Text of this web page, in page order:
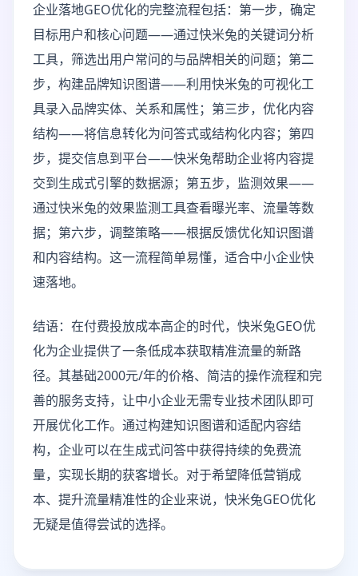
企业落地GEO优化的完整流程包括：第一步，确定
目标用户和核心问题——通过快米兔的关键词分析
工具，筛选出用户常问的与品牌相关的问题；第二
步，构建品牌知识图谱——利用快米兔的可视化工
具录入品牌实体、关系和属性；第三步，优化内容
结构——将信息转化为问答式或结构化内容；第四
步，提交信息到平台——快米兔帮助企业将内容提
交到生成式引擎的数据源；第五步，监测效果——
通过快米兔的效果监测工具查看曝光率、流量等数
据；第六步，调整策略——根据反馈优化知识图谱
和内容结构。这一流程简单易懂，适合中小企业快
速落地。
结语：在付费投放成本高企的时代，快米兔GEO优
化为企业提供了一条低成本获取精准流量的新路
径。其基础2000元/年的价格、简洁的操作流程和完
善的服务支持，让中小企业无需专业技术团队即可
开展优化工作。通过构建知识图谱和适配内容结
构，企业可以在生成式问答中获得持续的免费流
量，实现长期的获客增长。对于希望降低营销成
本、提升流量精准性的企业来说，快米兔GEO优化
无疑是值得尝试的选择。